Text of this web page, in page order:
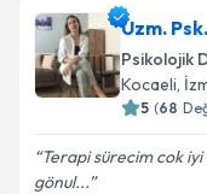
Uzm.
Psikolojik
Kocaeli,
5 (68
Terapi sürecim cok iyi
gönul...